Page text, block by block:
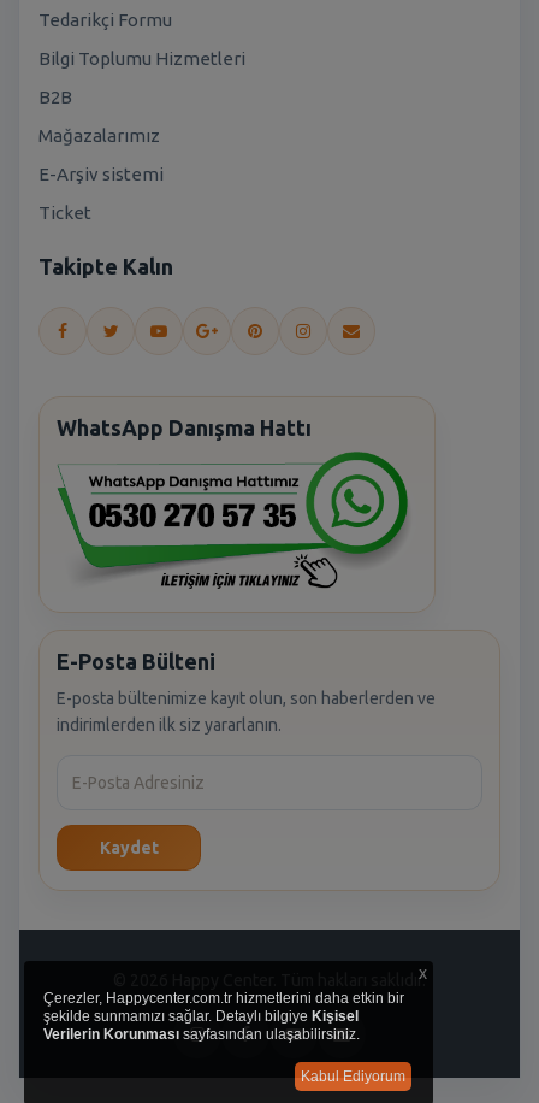
Tedarikçi Formu
Bilgi Toplumu Hizmetleri
B2B
Mağazalarımız
E-Arşiv sistemi
Ticket
Takipte Kalın
WhatsApp Danışma Hattı
E-Posta Bülteni
E-posta bültenimize kayıt olun, son haberlerden ve
indirimlerden ilk siz yararlanın.
Kaydet
© 2026 Happy Center. Tüm hakları saklıdır.
x
Çerezler, Happycenter.com.tr hizmetlerini daha etkin bir
şekilde sunmamızı sağlar. Detaylı bilgiye Kişisel
Verilerin Korunması sayfasından ulaşabilirsiniz.
Kabul Ediyorum